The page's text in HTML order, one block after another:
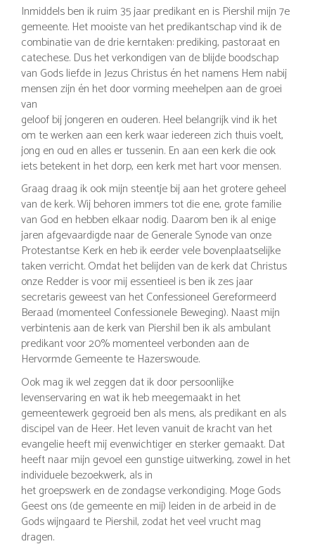
Inmiddels ben ik ruim 35 jaar predikant en is Piershil mijn 7e
gemeente. Het mooiste van het predikantschap vind ik de
combinatie van de drie kerntaken: prediking, pastoraat en
catechese. Dus het verkondigen van de blijde boodschap
van Gods liefde in Jezus Christus én het namens Hem nabij
mensen zijn én het door vorming meehelpen aan de groei
van
geloof bij jongeren en ouderen. Heel belangrijk vind ik het
om te werken aan een kerk waar iedereen zich thuis voelt,
jong en oud en alles er tussenin. En aan een kerk die ook
iets betekent in het dorp, een kerk met hart voor mensen.
Graag draag ik ook mijn steentje bij aan het grotere geheel
van de kerk. Wij behoren immers tot die ene, grote familie
van God en hebben elkaar nodig. Daarom ben ik al enige
jaren afgevaardigde naar de Generale Synode van onze
Protestantse Kerk en heb ik eerder vele bovenplaatselijke
taken verricht. Omdat het belijden van de kerk dat Christus
onze Redder is voor mij essentieel is ben ik zes jaar
secretaris geweest van het Confessioneel Gereformeerd
Beraad (momenteel Confessionele Beweging). Naast mijn
verbintenis aan de kerk van Piershil ben ik als ambulant
predikant voor 20% momenteel verbonden aan de
Hervormde Gemeente te Hazerswoude.
Ook mag ik wel zeggen dat ik door persoonlijke
levenservaring en wat ik heb meegemaakt in het
gemeentewerk gegroeid ben als mens, als predikant en als
discipel van de Heer. Het leven vanuit de kracht van het
evangelie heeft mij evenwichtiger en sterker gemaakt. Dat
heeft naar mijn gevoel een gunstige uitwerking, zowel in het
individuele bezoekwerk, als in
het groepswerk en de zondagse verkondiging. Moge Gods
Geest ons (de gemeente en mij) leiden in de arbeid in de
Gods wijngaard te Piershil, zodat het veel vrucht mag
dragen.